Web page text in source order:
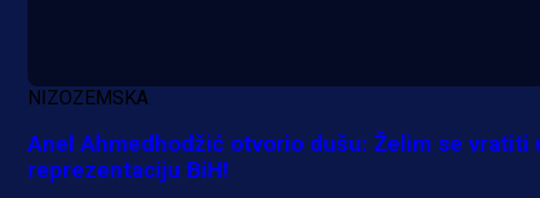
NIZOZEMSKA
Anel Ahmedhodžić otvorio dušu: Želim se vratiti
reprezentaciju BiH!